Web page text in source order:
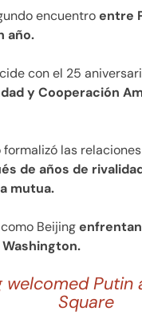
encuentroentre
año.
con el 25
y Cooperación
formalizó las relaciones
de años de
mutua.
Beijing
welcomed Putin
Square